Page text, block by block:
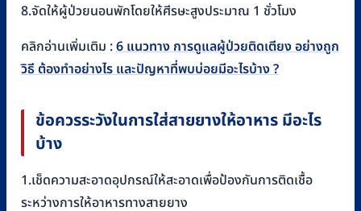
8.จัดให้ผู้ป่วยนอนพักโดยให้ศีรษะสูงประมาณ 1 ชั่วโมง
คลิกอ่านเพิ่มเติม :6 แนวทาง การดูแลผู้ป่วยติดเตียง อย่างถูก
วิธี ต้องทำอย่างไร และปัญหาที่พบบ่อยมีอะไรบ้าง ?
ข้อควรระวังในการใส่สายยางให้อาหาร มีอะไร
บ้าง
1.เช็ดความสะอาดอุปกรณ์ให้สะอาดเพื่อป้องกันการติดเชื้อ
ระหว่างการให้อาหารทางสายยาง